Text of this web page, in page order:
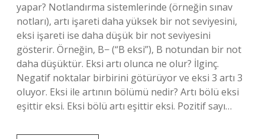
yapar? Notlandırma sistemlerinde (örneğin sınav
notları), artı işareti daha yüksek bir not seviyesini,
eksi işareti ise daha düşük bir not seviyesini
gösterir. Örneğin, B− (“B eksi”), B notundan bir not
daha düşüktür. Eksi artı olunca ne olur? İlginç.
Negatif noktalar birbirini götürüyor ve eksi 3 artı 3
oluyor. Eksi ile artının bölümü nedir? Artı bölü eksi
eşittir eksi. Eksi bölü artı eşittir eksi. Pozitif sayı…